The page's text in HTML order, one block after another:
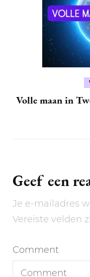
Volle maan in
Geef een
Je e-mailadres
Vereiste velden
Comment